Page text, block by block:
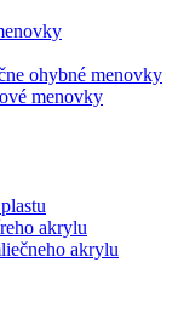
ohybné menovky
menovky
akrylu
akrylu